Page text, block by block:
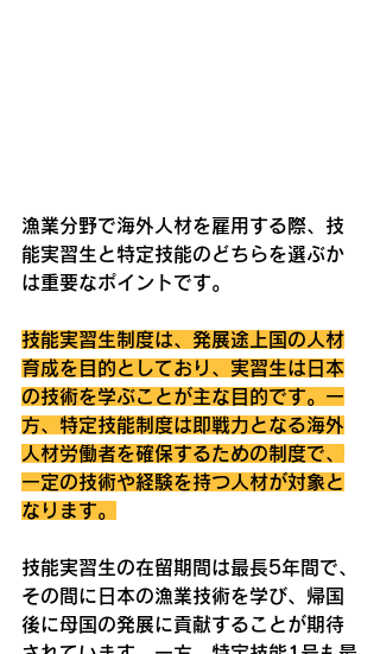
漁業分野で海外人材を雇用する際、技
能実習生と特定技能のどちらを選ぶか
は重要なポイントです。
技能実習生制度は、発展途上国の人材
育成を目的としており、実習生は日本
の技術を学ぶことが主な目的です。一
方、特定技能制度は即戦力となる海外
人材労働者を確保するための制度で、
一定の技術や経験を持つ人材が対象と
なります。
技能実習生の在留期間は最長5年間で、
その間に日本の漁業技術を学び、帰国
後に母国の発展に貢献することが期待